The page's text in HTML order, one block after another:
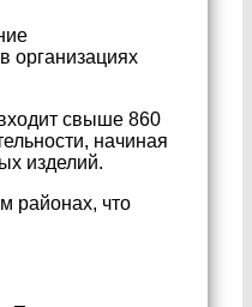
организациях
свыше 860
начиная
изделий.
районах, что